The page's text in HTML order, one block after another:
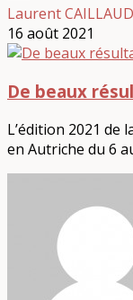
Laurent CAILLAUD
16 août 2021
De beaux
L’édition 2021 de
en Autriche du 6